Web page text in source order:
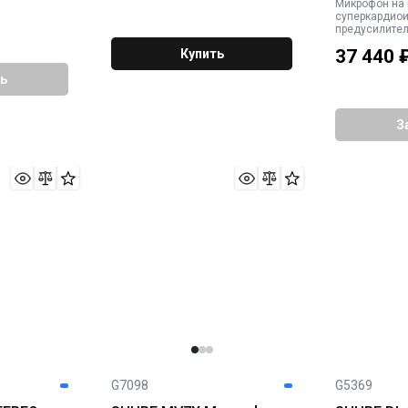
Купить
Микрофон на
мВ/Па,
5-pin, чёрный
37 440
G7098 G5369